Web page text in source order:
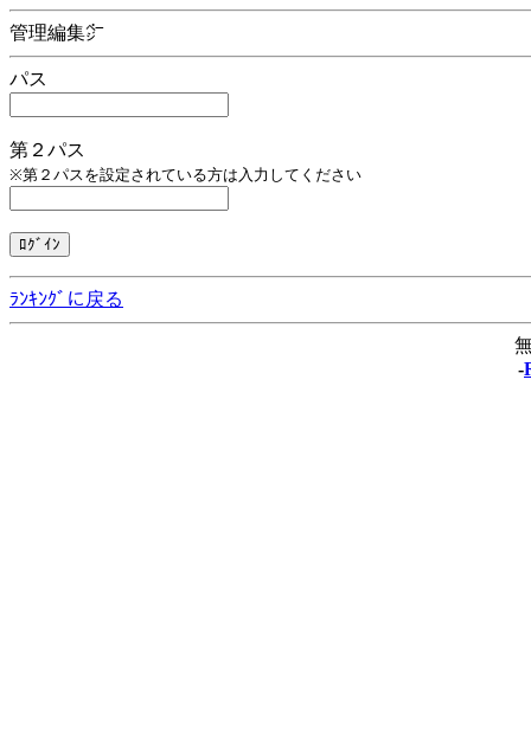
管理編集㌻
パス
第２パス
※第２パスを設定されている方は入力してください
ﾗﾝｷﾝｸﾞに戻る
-